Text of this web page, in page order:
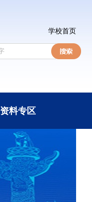
学校首页
资料专区